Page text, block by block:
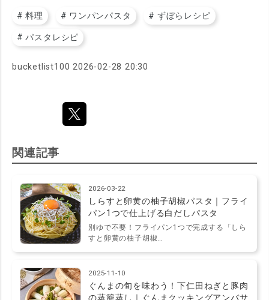
# 料理 # ワンパンパスタ # ずぼらレシピ
# パスタレシピ
bucketlist100 2026-02-28 20:30
関連記事
2026-03-22
しらすと卵黄の柚子胡椒パスタ｜フライ
パン1つで仕上げる白だしパスタ
別ゆで不要！フライパン1つで完成する「しら
すと卵黄の柚子胡椒…
2025-11-10
ぐんまの旬を味わう！下仁田ねぎと豚肉